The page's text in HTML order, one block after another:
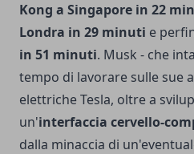
Kong a Singapore in 22
Londra in 29 minuti e
in 51 minuti. Musk - che
tempo di lavorare sulle sue
elettriche Tesla, oltre a
un'interfaccia cervello-
dalla minaccia di